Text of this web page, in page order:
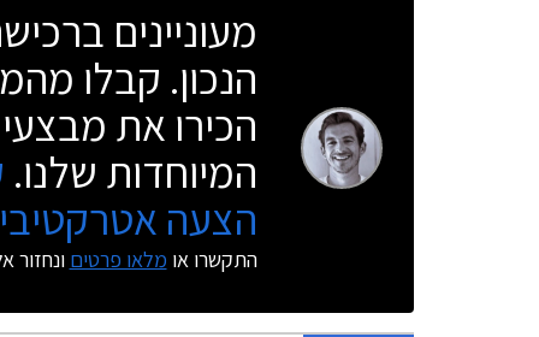
מותגי קבוצת פיג'ו וסיטרואן יחד עם מותגי קבוצת
הנוסעים מעוניינים
הנכון. קבלו
הכירו את
המיוחדות שלנו.
הצעה
התקשרו או מלאו פרטים ונחזור